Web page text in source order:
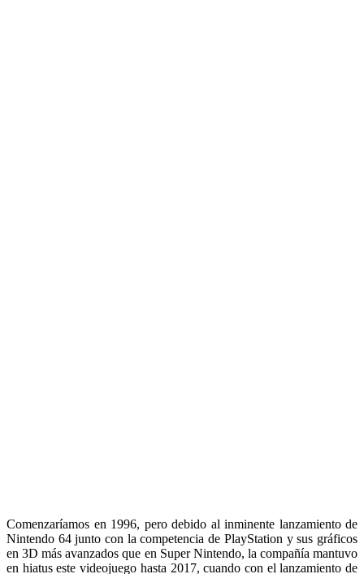
Comenzaríamos en 1996, pero debido al inminente lanzamiento de
Nintendo 64 junto con la competencia de PlayStation y sus gráficos
en 3D más avanzados que en Super Nintendo, la compañía mantuvo
en hiatus este videojuego hasta 2017, cuando con el lanzamiento de